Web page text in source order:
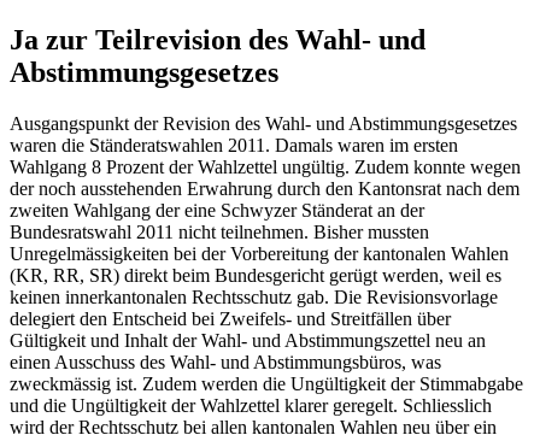
Ja zur Teilrevision des Wahl- und
Abstimmungsgesetzes
Ausgangspunkt der Revision des Wahl- und Abstimmungsgesetzes
waren die Ständeratswahlen 2011. Damals waren im ersten
Wahlgang 8 Prozent der Wahlzettel ungültig. Zudem konnte wegen
der noch ausstehenden Erwahrung durch den Kantonsrat nach dem
zweiten Wahlgang der eine Schwyzer Ständerat an der
Bundesratswahl 2011 nicht teilnehmen. Bisher mussten
Unregelmässigkeiten bei der Vorbereitung der kantonalen Wahlen
(KR, RR, SR) direkt beim Bundesgericht gerügt werden, weil es
keinen innerkantonalen Rechtsschutz gab. Die Revisionsvorlage
delegiert den Entscheid bei Zweifels- und Streitfällen über
Gültigkeit und Inhalt der Wahl- und Abstimmungszettel neu an
einen Ausschuss des Wahl- und Abstimmungsbüros, was
zweckmässig ist. Zudem werden die Ungültigkeit der Stimmabgabe
und die Ungültigkeit der Wahlzettel klarer geregelt. Schliesslich
wird der Rechtsschutz bei allen kantonalen Wahlen neu über ein